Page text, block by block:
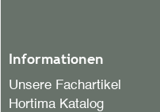
Informationen
Unsere Fachartikel
Hortima Katalog